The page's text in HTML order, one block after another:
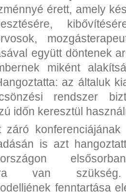
érett, amely
együtt döntenek
miként
az általuk
rendszer
időn keresztül
záró
is azt
van
fenntartása